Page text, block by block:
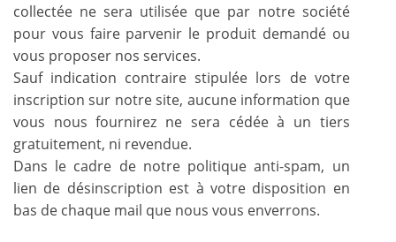
collectée ne sera utilisée que par notre société
pour vous faire parvenir le produit demandé ou
vous proposer nos services.
Sauf indication contraire stipulée lors de votre
inscription sur notre site, aucune information que
vous nous fournirez ne sera cédée à un tiers
gratuitement, ni revendue.
Dans le cadre de notre politique anti-spam, un
lien de désinscription est à votre disposition en
bas de chaque mail que nous vous enverrons.